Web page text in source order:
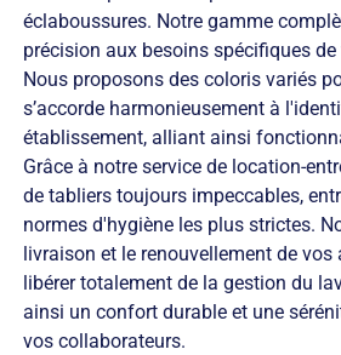
de
protection
Entretien
des
EPI
et
obligations
employeurs
RSE
et
durable
Le
recyclage
chez
Netexial
Actualités
éclaboussures. Notre gamme
précision aux besoins spécifiques de
Nous proposons des coloris variés
s’accorde harmonieusement à
établissement, alliant ainsi
Grâce à notre service de location-
de tabliers toujours impeccables,
normes d'hygiène les plus strictes.
livraison et le renouvellement de vos
libérer totalement de la gestion du
ainsi un confort durable et une
vos collaborateurs.